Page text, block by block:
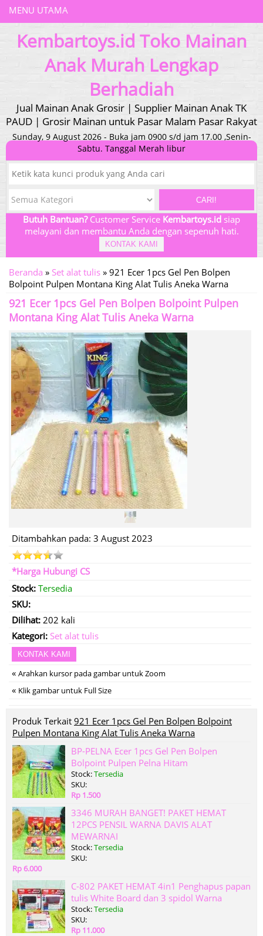
MENU UTAMA
Kembartoys.id Toko Mainan
Anak Murah Lengkap
Berhadiah
Jual Mainan Anak Grosir | Supplier Mainan Anak TK
PAUD | Grosir Mainan untuk Pasar Malam Pasar Rakyat
Sunday, 9 August 2026 - Buka jam 0900 s/d jam 17.00 ,Senin-
Sabtu. Tanggal Merah libur
CARI!
Butuh Bantuan?Customer Service Kembartoys.id siap
melayani dan membantu Anda dengan sepenuh hati.
KONTAK KAMI
Beranda » Set alat tulis » 921 Ecer 1pcs Gel Pen Bolpen
Bolpoint Pulpen Montana King Alat Tulis Aneka Warna
921 Ecer 1pcs Gel Pen Bolpen Bolpoint Pulpen
Montana King Alat Tulis Aneka Warna
Ditambahkan pada: 3 August 2023
*Harga Hubungi CS
Stock: Tersedia
SKU:
Dilihat: 202 kali
Kategori: Set alat tulis
KONTAK KAMI
« Arahkan kursor pada gambar untuk Zoom
« Klik gambar untuk Full Size
Produk Terkait 921 Ecer 1pcs Gel Pen Bolpen Bolpoint
Pulpen Montana King Alat Tulis Aneka Warna
BP-PELNA Ecer 1pcs Gel Pen Bolpen
Bolpoint Pulpen Pelna Hitam
Stock:Tersedia
SKU:
Rp 1.500
3346 MURAH BANGET! PAKET HEMAT
12PCS PENSIL WARNA DAVIS ALAT
MEWARNAI
Stock:Tersedia
SKU:
Rp 6.000
C-802 PAKET HEMAT 4in1 Penghapus papan
tulis White Board dan 3 spidol Warna
Stock:Tersedia
SKU:
Rp 11.000